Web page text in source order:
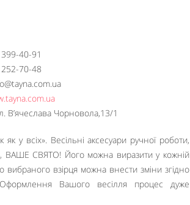
40-91
70-48
В’ячеслава Чорновола,13/1
у всіх». Весільні аксесуари ручної роботи,
ВАШЕ СВЯТО! Його можна виразити у кожній
вибраного взірця можна внести зміни згідно
Вашого весілля процес дуже